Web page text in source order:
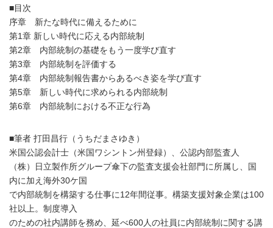
■目次
序章 新たな時代に備えるために
第1章 新しい時代に応える内部統制
第2章 内部統制の基礎をもう一度学び直す
第3章 内部統制を評価する
第4章 内部統制報告書からあるべき姿を学び直す
第5章 新しい時代に求められる内部統制
第6章 内部統制における不正な行為
■筆者 打田昌行（うちだまさゆき）
米国公認会計士（米国ワシントン州登録）、公認内部監査人
（株）日立製作所グループ傘下の監査支援会社部門に所属し、国
内に加え海外30ケ国
で内部統制を構築する仕事に12年間従事。構築支援対象企業は100
社以上。制度導入
のための社内講師を務め、延べ600人の社員に内部統制に関する講